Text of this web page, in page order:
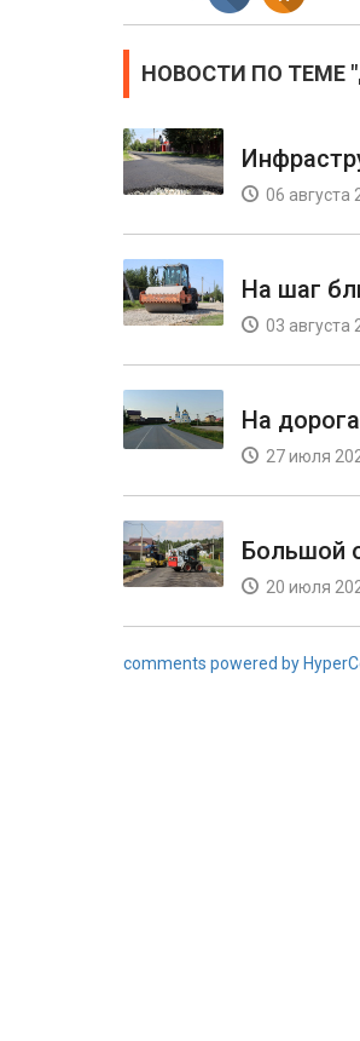
НОВОСТИ ПО ТЕМЕ
06 августа
На шаг
03 августа
На
27 июля
Большой
20 июля
comments powered by